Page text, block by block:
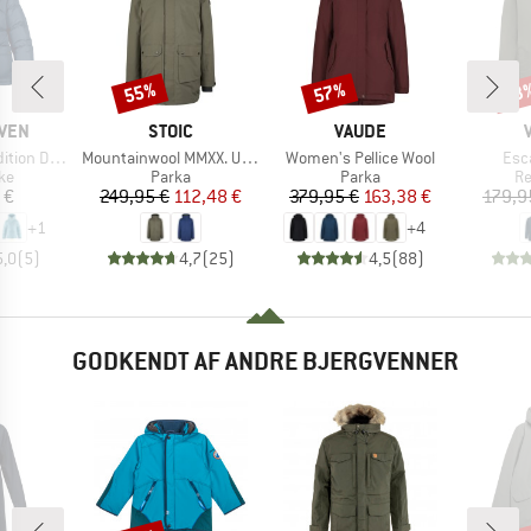
Jacket
€
+1
(5)
MÆRKE
STOIC
Artikel
Mountainwool MMXX. UppsalaSt. III Parka
Produktgruppe
Parka
Pris
249,95 €Nedsat pris
112,48 €
4,7(25)
Rabat
55%
MÆRKE
VAUDE
Artikel
Women's Pellice Wool
Produktgruppe
Parka
Pris
379,95 €Nedsat pris
163,38 €
+4
4,5(88)
Rabat
57%
GODKENDT AF ANDRE BJERGVENNER